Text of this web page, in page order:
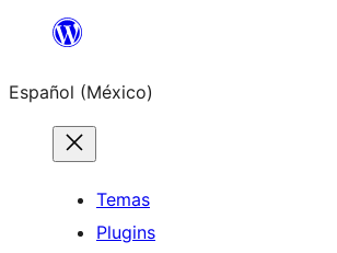
Saltar
contenido
Español (México)
Temas
Plugins